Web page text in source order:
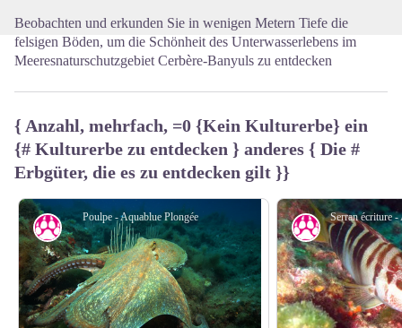
Beobachten und erkunden Sie in wenigen Metern Tiefe die
felsigen Böden, um die Schönheit des Unterwasserlebens im
Meeresnaturschutzgebiet Cerbère-Banyuls zu entdecken
{ Anzahl, mehrfach, =0 {Kein Kulturerbe} ein
{# Kulturerbe zu entdecken } anderes { Die #
Erbgüter, die es zu entdecken gilt }}
Poulpe - Aquablue Plongée